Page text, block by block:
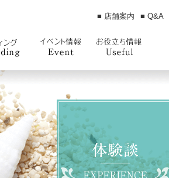
■ 店舗案内 ■ Q&A